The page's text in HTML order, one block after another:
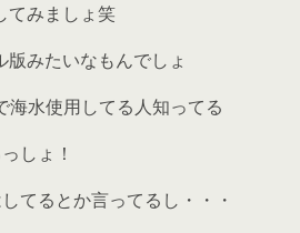
てみましょ笑
みたいなもんでしょ
水使用してる人知ってる
しょ！
てるとか言ってるし・・・